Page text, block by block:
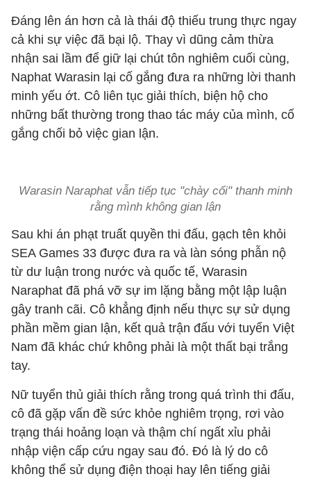
Đáng lên án hơn cả là thái độ thiếu trung thực ngay
cả khi sự việc đã bại lộ. Thay vì dũng cảm thừa
nhận sai lầm để giữ lại chút tôn nghiêm cuối cùng,
Naphat Warasin lại cố gắng đưa ra những lời thanh
minh yếu ớt. Cô liên tục giải thích, biện hộ cho
những bất thường trong thao tác máy của mình, cố
gắng chối bỏ việc gian lận.
Warasin Naraphat vẫn tiếp tục "chày cối" thanh minh
rằng mình không gian lận
Sau khi án phạt truất quyền thi đấu, gạch tên khỏi
SEA Games 33 được đưa ra và làn sóng phẫn nộ
từ dư luận trong nước và quốc tế, Warasin
Naraphat đã phá vỡ sự im lặng bằng một lập luận
gây tranh cãi. Cô khẳng định nếu thực sự sử dụng
phần mềm gian lận, kết quả trận đấu với tuyển Việt
Nam đã khác chứ không phải là một thất bại trắng
tay.
Nữ tuyển thủ giải thích rằng trong quá trình thi đấu,
cô đã gặp vấn đề sức khỏe nghiêm trọng, rơi vào
trạng thái hoảng loạn và thậm chí ngất xỉu phải
nhập viện cấp cứu ngay sau đó. Đó là lý do cô
không thể sử dụng điện thoại hay lên tiếng giải